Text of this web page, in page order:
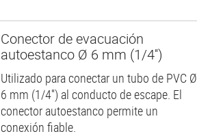
Conector de evacuación
autoestanco Ø 6 mm (1/4'')
Utilizado para conectar un tubo de PVC Ø
6 mm (1/4'') al conducto de escape. El
conector autoestanco permite un
conexión fiable.